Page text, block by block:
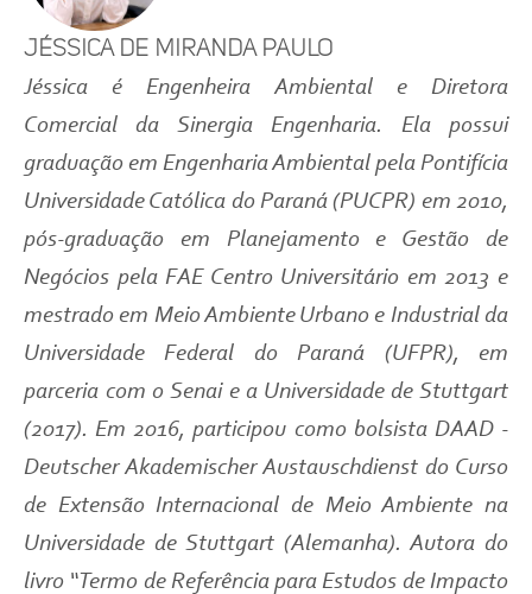
Jéssica de Miranda Paulo
Jéssica é Engenheira Ambiental e Diretora
Comercial da Sinergia Engenharia. Ela possui
graduação em Engenharia Ambiental pela Pontifícia
Universidade Católica do Paraná (PUCPR) em 2010,
pós-graduação em Planejamento e Gestão de
Negócios pela FAE Centro Universitário em 2013 e
mestrado em Meio Ambiente Urbano e Industrial da
Universidade Federal do Paraná (UFPR), em
parceria com o Senai e a Universidade de Stuttgart
(2017). Em 2016, participou como bolsista DAAD -
Deutscher Akademischer Austauschdienst do Curso
de Extensão Internacional de Meio Ambiente na
Universidade de Stuttgart (Alemanha). Autora do
livro “Termo de Referência para Estudos de Impacto